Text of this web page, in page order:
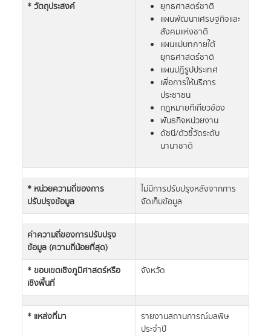
* วัตถุประสงค์
ยุทธศาสตร์ชาติ
แผนพัฒนาเศรษฐกิจและ
สังคมแห่งชาติ
แผนแม่บทภายใต้
ยุทธศาสตร์ชาติ
แผนปฏิรูปประเทศ
เพื่อการให้บริการ
ประชาชน
กฎหมายที่เกี่ยวข้อง
พันธกิจหน่วยงาน
ดัชนี/ตัวชี้วัดระดับ
นานาชาติ
* หน่วยความถี่ของการ
ปรับปรุงข้อมูล
ไม่มีการปรับปรุงหลังจากการ
จัดเก็บข้อมูล
ค่าความถี่ของการปรับปรุง
ข้อมูล (ความถี่น้อยที่สุด)
* ขอบเขตเชิงภูมิศาสตร์หรือ
เชิงพื้นที่
จังหวัด
* แหล่งที่มา
รายงานสถานการณ์มลพิษ
ประจำปี